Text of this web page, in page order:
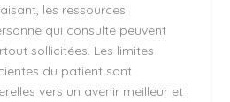
les ressources
qui consulte peuvent
sollicitées. Les limites
du patient sont
vers un avenir meilleur et